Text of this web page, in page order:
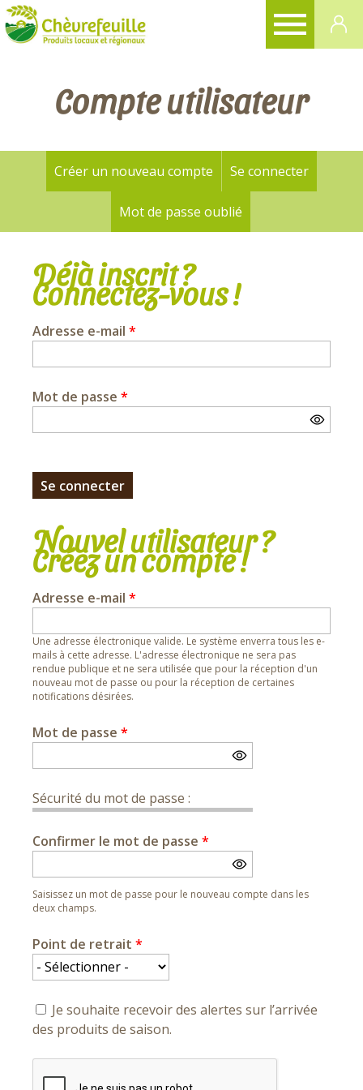
Compte utilisateur
Onglets
principaux
Créer un nouveau compte Se connecter(onglet
Mot de passe oublié
Déjà inscrit ?
Connectez-vous !
Adresse e-mail *
Mot de passe *
Nouvel utilisateur ?
Créez un compte !
Adresse e-mail *
Une adresse électronique valide. Le système enverra tous les e-
mails à cette adresse. L'adresse électronique ne sera pas
rendue publique et ne sera utilisée que pour la réception d'un
nouveau mot de passe ou pour la réception de certaines
notifications désirées.
Mot de passe *
Sécurité du mot de passe :
Confirmer le mot de passe *
Saisissez un mot de passe pour le nouveau compte dans les
deux champs.
Point de retrait *
Je souhaite recevoir des alertes sur l’arrivée
des produits de saison.